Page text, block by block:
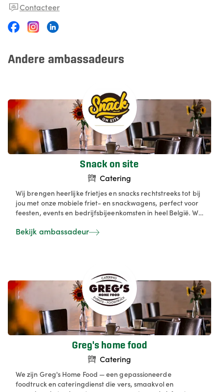
Contacteer
Andere ambassadeurs
Snack on site
Catering
Wij brengen heerlijke frietjes en snacks rechtstreeks tot bij
jou met onze mobiele friet- en snackwagens, perfect voor
feesten, events en bedrijfsbijeenkomsten in heel België. We
verschillende formules, van klassiek tot onbeperkt, zodat
uitgebreide netwerk van betrouwbare partners
garanderen we kwaliteit, flexibiliteit en een smakelijke
ervaring voor al jouw gasten. Friet en snacks op locatie met
een mobiel frietkot van Snack on site in heel België!
Onbeperkt verse friet op locatie. We werken met lokale
partijen en bakkers.
Bekijk ambassadeur
Greg's home food
Catering
We zijn Greg's Home Food — een gepassioneerde
foodtruck en cateringdienst die vers, smaakvol en